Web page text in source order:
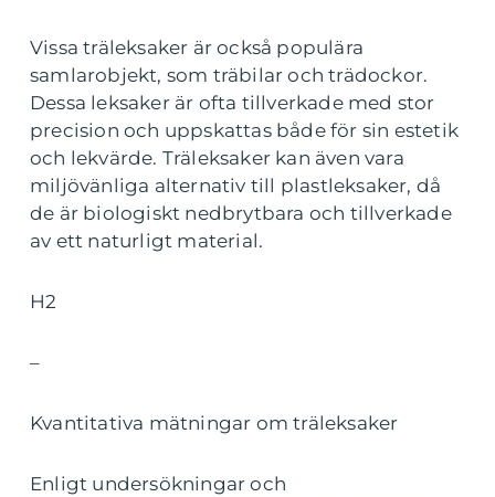
Vissa träleksaker är också populära
samlarobjekt, som träbilar och trädockor.
Dessa leksaker är ofta tillverkade med stor
precision och uppskattas både för sin estetik
och lekvärde. Träleksaker kan även vara
miljövänliga alternativ till plastleksaker, då
de är biologiskt nedbrytbara och tillverkade
av ett naturligt material.
H2
–
Kvantitativa mätningar om träleksaker
Enligt undersökningar och